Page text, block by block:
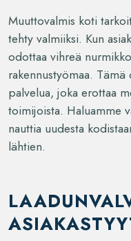
Muuttovalmis koti
tehty valmiiksi. Kun
odottaa vihreä
rakennustyömaa.
palvelua, joka erottaa
toimijoista. Haluamme
nauttia uudesta
lähtien.